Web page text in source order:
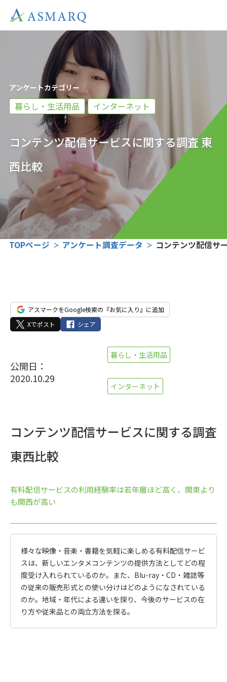
アンケートカテゴリー
暮らし・生活用品 インターネット
コンテンツ配信サービスに関する調査 東
西比較
TOPページ アンケート調査データ コンテンツ配信サ
アスマークをGoogle検索の『お気に入り』に追加
Xでポスト
シェア
公開日：
2020.10.29
暮らし・生活用品
インターネット
コンテンツ配信サービスに関する調査
東西比較
有料配信サービスの利用経験率は若年層ほど高く、関東より
も関西が高い
様々な映像・音楽・書籍を気軽に楽しめる有料配信サービ
スは、新しいエンタメコンテンツの提供方法としてどの程
度受け入れられているのか。また、Blu-ray・CD・雑誌等
の従来の販売形式との使い分けはどのようになされている
のか。地域・年代による違いを探り、今後のサービスの在
り方や従来品との両立方法を探る。